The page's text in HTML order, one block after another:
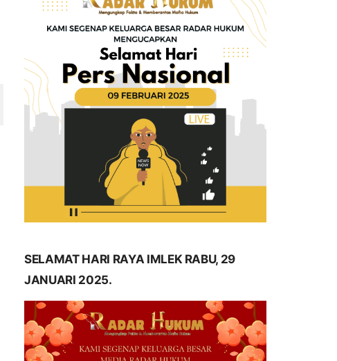
SELAMAT HARI RAYA IMLEK RABU, 29
JANUARI 2025.